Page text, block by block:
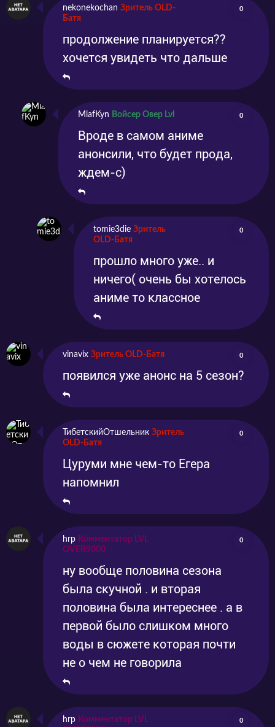
nekonekochan Зритель OLD-
Батя
0
продолжение планируется??
хочется увидеть что дальше
MiafKyn Войсер Овер Lvl 0
Вроде в самом аниме
анонсили, что будет прода,
ждем-с)
tomie3die Зритель
OLD-Батя
0
прошло много уже.. и
ничего( очень бы хотелось
аниме то классное
vinavix Зритель OLD-Батя 0
появился уже анонс на 5 сезон?
ТибетскийОтшельник Зритель
OLD-Батя
0
Цуруми мне чем-то Егера
напомнил
hrp Комментатор LVL
OVER9000
0
ну вообще половина сезона
была скучной . и вторая
половина была интереснее . а в
первой было слишком много
воды в сюжете которая почти
не о чем не говорила
hrp Комментатор LVL
0